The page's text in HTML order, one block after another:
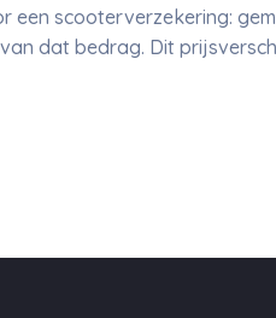
een scooterverzekering:
dat bedrag. Dit